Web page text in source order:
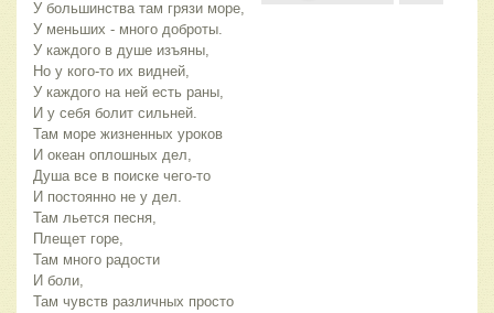
У большинства там грязи море,
У меньших - много доброты.
У каждого в душе изъяны,
Но у кого-то их видней,
У каждого на ней есть раны,
И у себя болит сильней.
Там море жизненных уроков
И океан оплошных дел,
Душа все в поиске чего-то
И постоянно не у дел.
Там льется песня,
Плещет горе,
Там много радости
И боли,
Там чувств различных просто